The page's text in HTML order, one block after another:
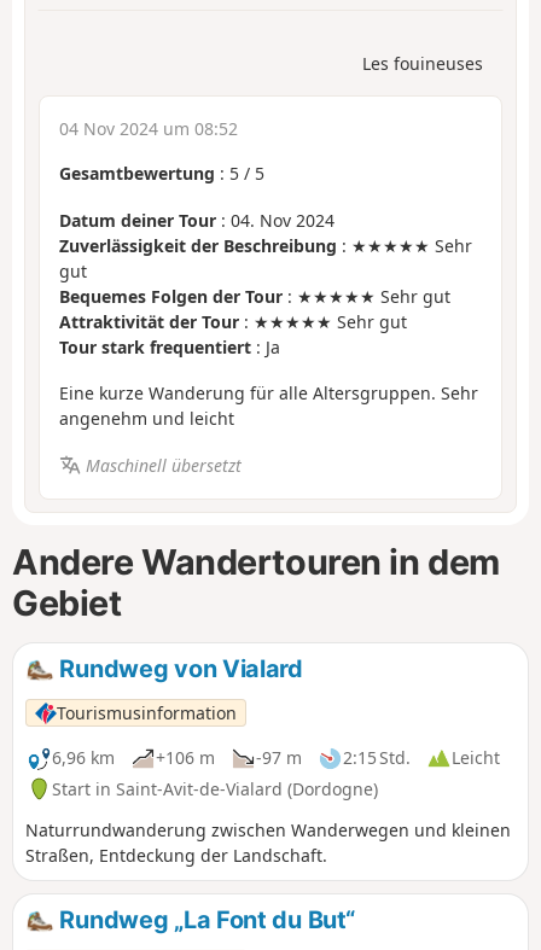
Les fouineuses
04 Nov 2024 um 08:52
Gesamtbewertung : 5 / 5
Datum deiner Tour : 04. Nov 2024
Zuverlässigkeit der Beschreibung : ★★★★★ Sehr
gut
Bequemes Folgen der Tour : ★★★★★ Sehr gut
Attraktivität der Tour : ★★★★★ Sehr gut
Tour stark frequentiert : Ja
Eine kurze Wanderung für alle Altersgruppen. Sehr
angenehm und leicht
Maschinell übersetzt
Andere Wandertouren in dem
Gebiet
Rundweg von Vialard
Tourismusinformation
6,96 km
+106 m -97 m 2:15 Std.
Leicht
Start in Saint-Avit-de-Vialard (Dordogne)
Naturrundwanderung zwischen Wanderwegen und kleinen
Straßen, Entdeckung der Landschaft.
Rundweg „La Font du But“